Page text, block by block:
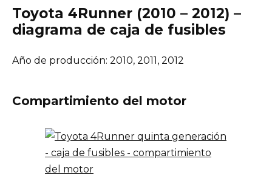
Toyota 4Runner (2010 – 2012) –
diagrama de caja de fusibles
Año de producción: 2010, 2011, 2012
Compartimiento del motor